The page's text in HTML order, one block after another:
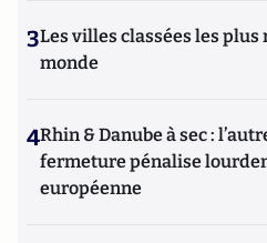
3Les villes classées les
monde
4Rhin & Danube à sec :
fermeture pénalise
européenne